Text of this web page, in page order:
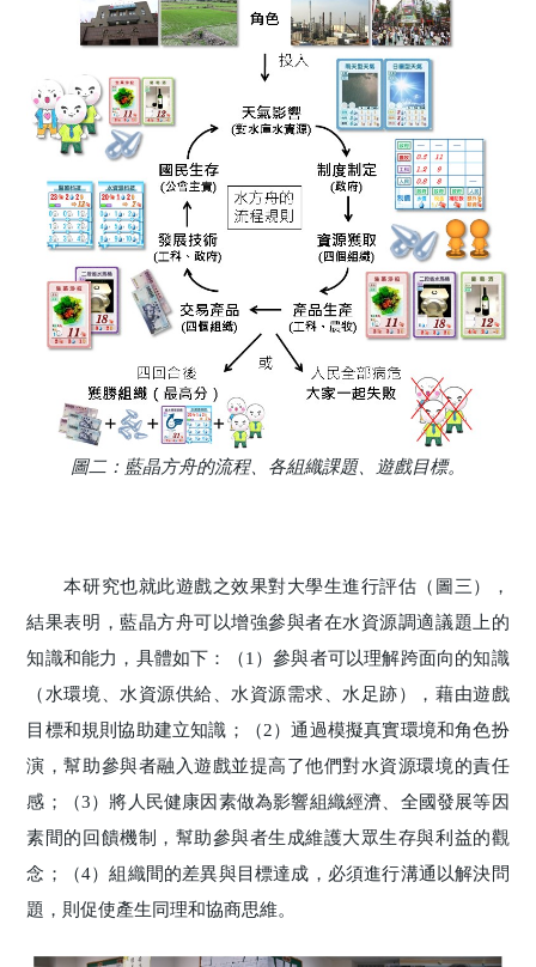
圖二：藍晶方舟的流程、各組織課題、遊戲目標。
本研究也就此遊戲之效果對大學生進行評估（圖三），
結果表明，藍晶方舟可以增強參與者在水資源調適議題上的
知識和能力，具體如下：（1）參與者可以理解跨面向的知識
（水環境、水資源供給、水資源需求、水足跡），藉由遊戲
目標和規則協助建立知識；（2）通過模擬真實環境和角色扮
演，幫助參與者融入遊戲並提高了他們對水資源環境的責任
感；（3）將人民健康因素做為影響組織經濟、全國發展等因
素間的回饋機制，幫助參與者生成維護大眾生存與利益的觀
念；（4）組織間的差異與目標達成，必須進行溝通以解決問
題，則促使產生同理和協商思維。